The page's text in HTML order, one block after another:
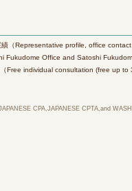
績（Representative profile, office
Fukudome Office and Satoshi
Free individual consultation (free up
CPA,JAPANESE CPTA,and